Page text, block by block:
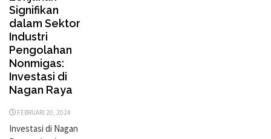
Signifikan
dalam Sektor
Industri
Pengolahan
Nonmigas:
Investasi di
Nagan Raya
FEBRUARI 20, 2024
Investasi di Nagan